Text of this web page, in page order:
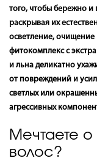
того, чтобы бережно и
раскрывая их
осветление,
фитокомплекс с
и льна деликатно
от повреждений и
светлых или
агрессивных
Мечтаете
волос?